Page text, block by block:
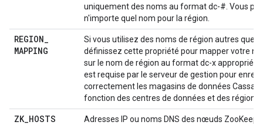
uniquement des noms au format dc-#. Vous
n'importe quel nom pour la région.
REGION_
MAPPING
Si vous utilisez des noms de région autres que
définissez cette propriété pour mapper votre
sur le nom de région au format dc-x approprié.
est requise par le serveur de gestion pour
correctement les magasins de données
fonction des centres de données et des régions
ZK_HOSTS
Adresses IP ou noms DNS des nœuds